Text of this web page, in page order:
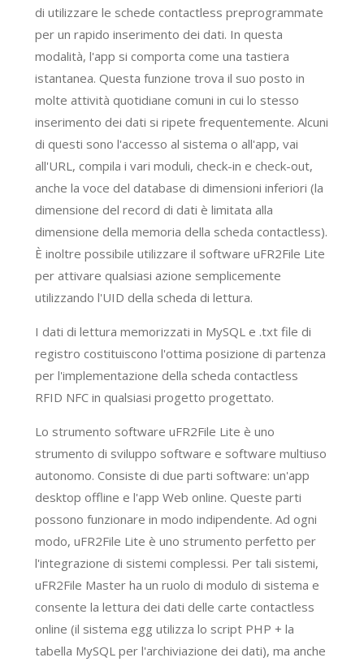
di utilizzare le schede contactless preprogrammate
per un rapido inserimento dei dati. In questa
modalità, l'app si comporta come una tastiera
istantanea. Questa funzione trova il suo posto in
molte attività quotidiane comuni in cui lo stesso
inserimento dei dati si ripete frequentemente. Alcuni
di questi sono l'accesso al sistema o all'app, vai
all'URL, compila i vari moduli, check-in e check-out,
anche la voce del database di dimensioni inferiori (la
dimensione del record di dati è limitata alla
dimensione della memoria della scheda contactless).
È inoltre possibile utilizzare il software uFR2File Lite
per attivare qualsiasi azione semplicemente
utilizzando l'UID della scheda di lettura.
I dati di lettura memorizzati in MySQL e .txt file di
registro costituiscono l'ottima posizione di partenza
per l'implementazione della scheda contactless
RFID NFC in qualsiasi progetto progettato.
Lo strumento software uFR2File Lite è uno
strumento di sviluppo software e software multiuso
autonomo. Consiste di due parti software: un'app
desktop offline e l'app Web online. Queste parti
possono funzionare in modo indipendente. Ad ogni
modo, uFR2File Lite è uno strumento perfetto per
l'integrazione di sistemi complessi. Per tali sistemi,
uFR2File Master ha un ruolo di modulo di sistema e
consente la lettura dei dati delle carte contactless
online (il sistema egg utilizza lo script PHP + la
tabella MySQL per l'archiviazione dei dati), ma anche